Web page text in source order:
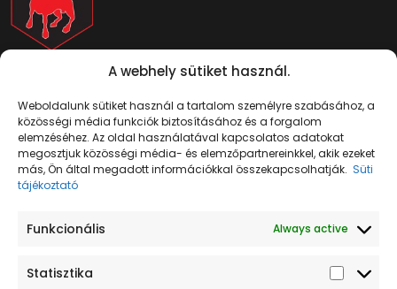
A webhely sütiket használ.
Weboldalunk sütiket használ a tartalom személyre szabásához, a
közösségi média funkciók biztosításához és a forgalom
elemzéséhez. Az oldal használatával kapcsolatos adatokat
megosztjuk közösségi média- és elemzőpartnereinkkel, akik ezeket
más, Ön által megadott információkkal összekapcsolhatják. Süti
tájékoztató
Funkcionális Always active
Statisztika
Mutasd térképen
egész évben
Jogi tudnivalók
tájékoztató